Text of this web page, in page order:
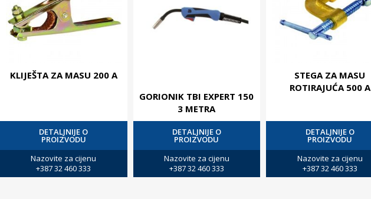
KLIJEŠTA ZA MASU 200 A
DETALJNIJE O
PROIZVODU
Nazovite za cijenu
+387 32 460 333
GORIONIK TBI EXPERT 150
3 METRA
DETALJNIJE O
PROIZVODU
Nazovite za cijenu
+387 32 460 333
STEGA ZA MASU
ROTIRAJUĆA 500 A
DETALJNIJE O
PROIZVODU
Nazovite za cijenu
+387 32 460 333